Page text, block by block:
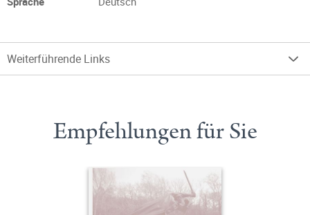
Weiterführende Links
Empfehlungen für Sie